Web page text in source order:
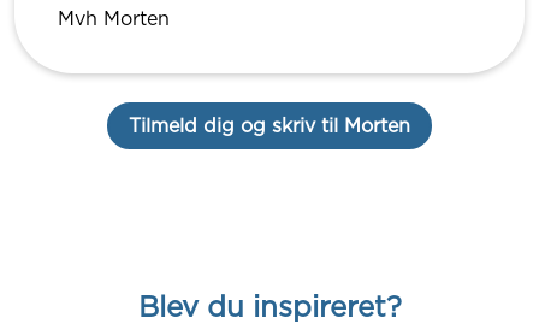
Mvh Morten
Tilmeld dig og skriv til Morten
Blev du inspireret?